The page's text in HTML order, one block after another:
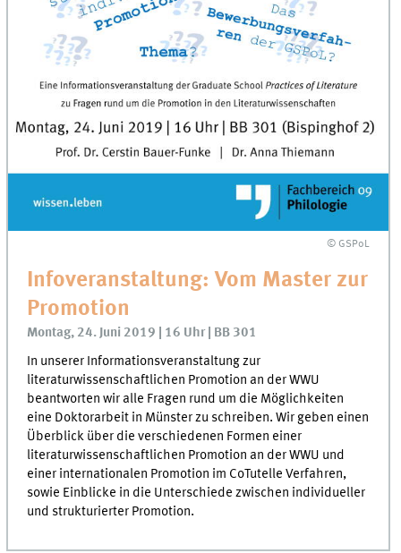
© GSPoL
Infoveranstaltung: Vom Master zur
Promotion
Montag, 24. Juni 2019 | 16 Uhr | BB 301
In unserer Informationsveranstaltung zur
literaturwissenschaftlichen Promotion an der WWU
beantworten wir alle Fragen rund um die Möglichkeiten
eine Doktorarbeit in Münster zu schreiben. Wir geben einen
Überblick über die verschiedenen Formen einer
literaturwissenschaftlichen Promotion an der WWU und
einer internationalen Promotion im CoTutelle Verfahren,
sowie Einblicke in die Unterschiede zwischen individueller
und strukturierter Promotion.